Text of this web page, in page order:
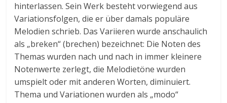
hinterlassen. Sein Werk besteht vorwiegend aus
Variationsfolgen, die er über damals populäre
Melodien schrieb. Das Variieren wurde anschaulich
als „breken“ (brechen) bezeichnet: Die Noten des
Themas wurden nach und nach in immer kleinere
Notenwerte zerlegt, die Melodietöne wurden
umspielt oder mit anderen Worten, diminuiert.
Thema und Variationen wurden als „modo“